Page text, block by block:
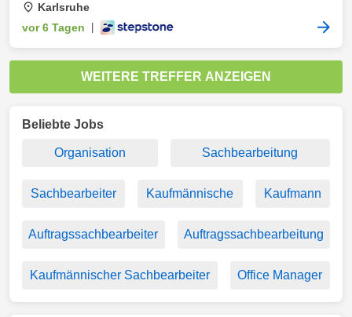
Karlsruhe
vor 6 Tagen
WEITERE TREFFER ANZEIGEN
Beliebte Jobs
Organisation Sachbearbeitung
Sachbearbeiter Kaufmännische Kaufmann
Auftragssachbearbeiter Auftragssachbearbeitung
Kaufmännischer Sachbearbeiter Office Manager